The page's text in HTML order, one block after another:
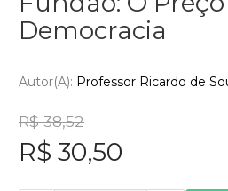
Democracia
Autor(a): Professor Ricardo de
R$ 38,52
R$ 30,50